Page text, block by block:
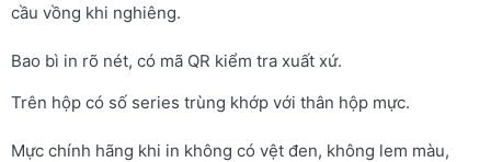
cầu vồng khi nghiêng.
Bao bì in rõ nét, có mã QR kiểm tra xuất xứ.
Trên hộp có số series trùng khớp với thân hộp mực.
Mực chính hãng khi in không có vệt đen, không lem màu,